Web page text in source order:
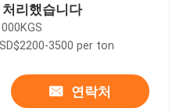
리했습니다
3500 per ton
연락처